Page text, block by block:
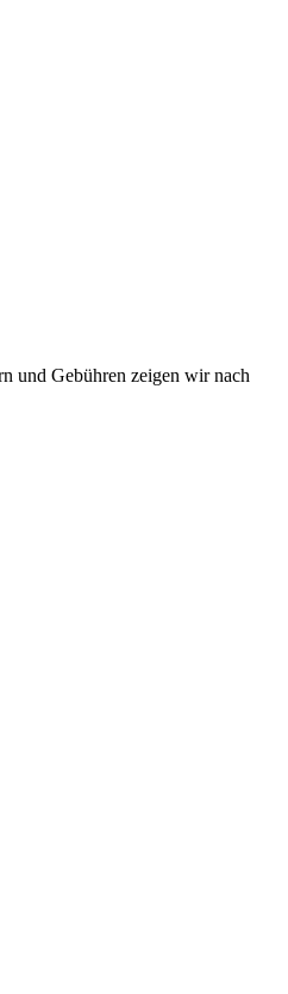
und Gebühren zeigen wir nach